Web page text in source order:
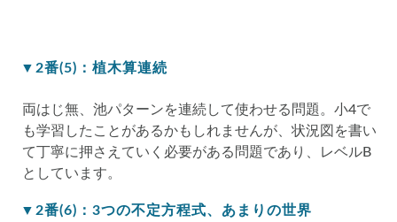
▼2番(5)：植木算連続
両はじ無、池パターンを連続して使わせる問題。小4で
も学習したことがあるかもしれませんが、状況図を書い
て丁寧に押さえていく必要がある問題であり、レベルB
としています。
▼2番(6)：3つの不定方程式、あまりの世界